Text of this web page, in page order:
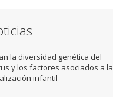
la diversidad genética del
y los factores asociados a la
infantil